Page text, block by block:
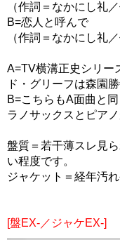
（作詞＝なかにし礼
B=恋人と呼んで
（作詞＝なかにし礼
A=TV横溝正史シリー
ド・グリーフは森園
B=こちらもA面曲と
ラノサックスとピア
盤質＝若干薄スレ見
い程度です。
ジャケット＝経年汚
[盤EX-／ジャケEX-]